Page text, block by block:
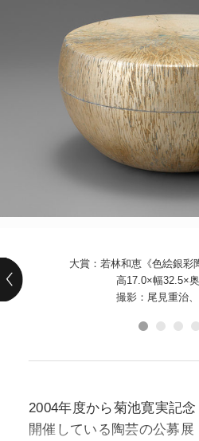
POLICY
大賞：若林和恵《色絵銀彩
高17.0×幅32.5×
撮影：尾見重治
2004年度から菊池寛実記
開催している陶芸の公募展